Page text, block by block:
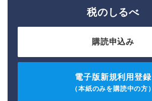
税のしるべ
購読申込み
電子版新規利用登録
（本紙のみを購読中の方）